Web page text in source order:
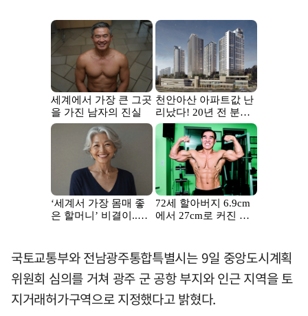
국토교통부와 전남광주통합특별시는 9일 중앙도시계획
위원회 심의를 거쳐 광주 군 공항 부지와 인근 지역을 토
지거래허가구역으로 지정했다고 밝혔다.